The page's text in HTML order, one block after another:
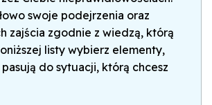
swoje podejrzenia oraz
zajścia zgodnie z wiedzą, którą
listy wybierz elementy,
do sytuacji, którą chcesz